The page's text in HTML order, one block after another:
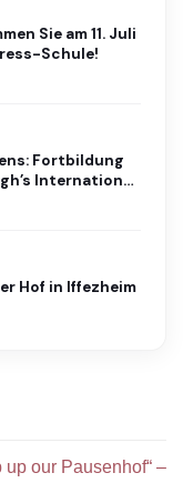
Sie am 11. Juli
Schule!
Fortbildung
International
Hof in Iffezheim
up our Pausenhof“ –